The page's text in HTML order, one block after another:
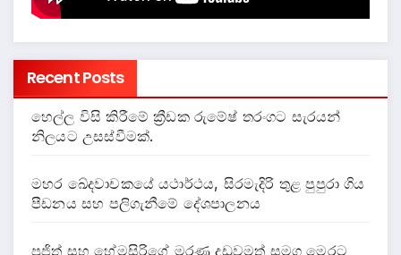
Recent Posts
හෙල්ල විසි කිරීමේ ක්‍රීඩක රුමේෂ් තරංගට සැරයන්
නිලයට උසස්වීමක්.
මහර ඛේදවාචකයේ යථාර්ථය, සිරමැදිරි තුළ පුපුරා ගිය
පීඩනය සහ පලිගැනීමේ දේශපාලනය
පූජිත් සහ හේමසිරිගේ මරණ දඩුවමත් සමග මෙරට